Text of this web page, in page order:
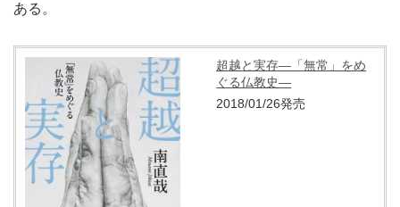
ある。
超越と実存―「無常」をめ
ぐる仏教史―
2018/01/26発売